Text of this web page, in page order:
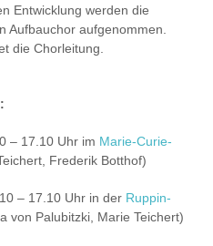
Entwicklung werden die
Aufbauchor aufgenommen.
die Chorleitung.
– 17.10 Uhr im Marie-Curie-
Frederik Botthof)
– 17.10 Uhr in der Ruppin-
von Palubitzki, Marie Teichert)